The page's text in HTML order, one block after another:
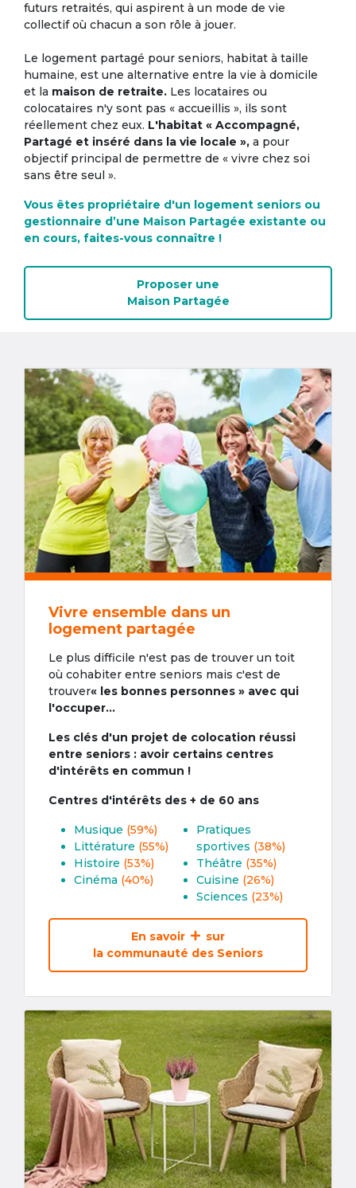
futurs retraités, qui aspirent à un mode de vie
collectif où chacun a son rôle à jouer.
Le logement partagé pour seniors, habitat à taille
humaine, est une alternative entre la vie à domicile
et la maison de retraite. Les locataires ou
colocataires n'y sont pas « accueillis », ils sont
réellement chez eux. L'habitat « Accompagné,
Partagé et inséré dans la vie locale », a pour
objectif principal de permettre de « vivre chez soi
sans être seul ».
Vous êtes propriétaire d'un logement seniors ou
gestionnaire d’une Maison Partagée existante ou
en cours, faites-vous connaître !
Proposer une
Maison Partagée
Vivre ensemble dans un
logement partagée
Le plus difficile n'est pas de trouver un toit
où cohabiter entre seniors mais c'est de
trouver« les bonnes personnes » avec qui
l'occuper...
Les clés d'un projet de colocation réussi
entre seniors : avoir certains centres
d'intérêts en commun !
Centres d'intérêts des + de 60 ans
Musique (59%)
Littérature (55%)
Histoire (53%)
Cinéma (40%)
Pratiques
sportives (38%)
Théâtre (35%)
Cuisine (26%)
Sciences (23%)
En savoir
sur
la communauté des Seniors